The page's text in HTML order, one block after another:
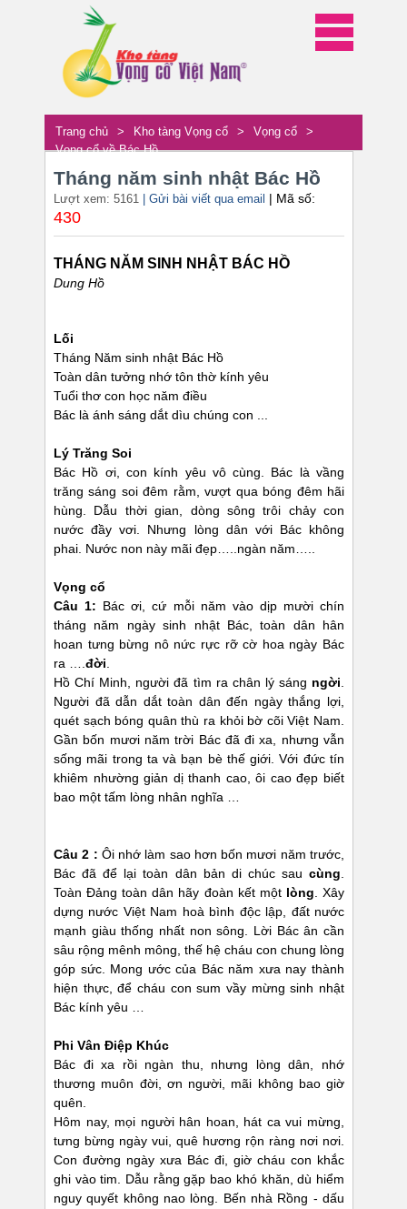
Trang chủ > Kho tàng Vọng cổ > Vọng cổ
>
Vọng cổ về Bác Hồ
Tháng năm sinh nhật Bác Hồ
Lượt xem: 5161 | Gửi bài viết qua email | Mã số:
430
THÁNG NĂM SINH NHẬT BÁC HỒ
Dung Hồ
Lối
Tháng Năm sinh nhật Bác Hồ
Toàn dân tưởng nhớ tôn thờ kính yêu
Tuổi thơ con học năm điều
Bác là ánh sáng dắt dìu chúng con ...
Lý Trăng Soi
Bác Hồ ơi, con kính yêu vô cùng. Bác là vầng
trăng sáng soi đêm rằm, vượt qua bóng đêm hãi
hùng. Dẫu thời gian, dòng sông trôi chảy con
nước đầy vơi. Nhưng lòng dân với Bác không
phai. Nước non này mãi đẹp…..ngàn năm…..
Vọng cổ
Câu 1: Bác ơi, cứ mỗi năm vào dịp mười chín
tháng năm ngày sinh nhật Bác, toàn dân hân
hoan tưng bừng nô nức rực rỡ cờ hoa ngày Bác
ra ….đời.
Hồ Chí Minh, người đã tìm ra chân lý sáng ngời.
Người đã dẫn dắt toàn dân đến ngày thắng lợi,
quét sạch bóng quân thù ra khỏi bờ cõi Việt Nam.
Gần bốn mươi năm trời Bác đã đi xa, nhưng vẫn
sống mãi trong ta và bạn bè thế giới. Với đức tín
khiêm nhường giản dị thanh cao, ôi cao đẹp biết
bao một tấm lòng nhân nghĩa …
Câu 2 : Ôi nhớ làm sao hơn bốn mươi năm trước,
Bác đã để lại toàn dân bản di chúc sau cùng.
Toàn Đảng toàn dân hãy đoàn kết một lòng. Xây
dựng nước Việt Nam hoà bình độc lập, đất nước
mạnh giàu thống nhất non sông. Lời Bác ân cần
sâu rộng mênh mông, thế hệ cháu con chung lòng
góp sức. Mong ước của Bác năm xưa nay thành
hiện thực, để cháu con sum vầy mừng sinh nhật
Bác kính yêu …
Phi Vân Điệp Khúc
Bác đi xa rồi ngàn thu, nhưng lòng dân, nhớ
thương muôn đời, ơn người, mãi không bao giờ
quên.
Hôm nay, mọi người hân hoan, hát ca vui mừng,
tưng bừng ngày vui, quê hương rộn ràng nơi nơi.
Con đường ngày xưa Bác đi, giờ cháu con khắc
ghi vào tim. Dẫu rằng gặp bao khó khăn, dù hiểm
nguy quyết không nao lòng. Bến nhà Rồng - dấu